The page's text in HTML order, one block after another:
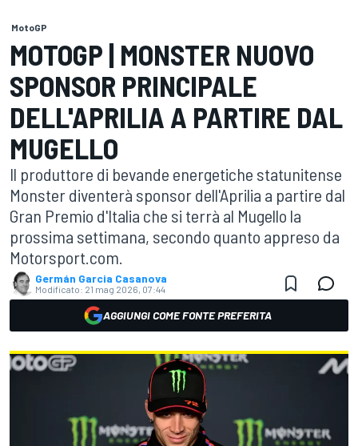
MotoGP
MOTOGP | MONSTER NUOVO
SPONSOR PRINCIPALE
DELL'APRILIA A PARTIRE DAL
MUGELLO
Il produttore di bevande energetiche statunitense
Monster diventerà sponsor dell'Aprilia a partire dal
Gran Premio d'Italia che si terrà al Mugello la
prossima settimana, secondo quanto appreso da
Motorsport.com.
Germán Garcia Casanova
Modificato: 21 mag 2026, 07:44
AGGIUNGI COME FONTE PREFERITA